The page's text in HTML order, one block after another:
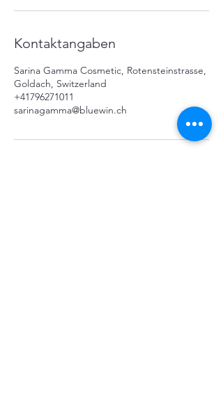
Kontaktangaben
Sarina Gamma Cosmetic, Rotensteinstrasse,
Goldach, Switzerland
+41796271011
sarinagamma@bluewin.ch